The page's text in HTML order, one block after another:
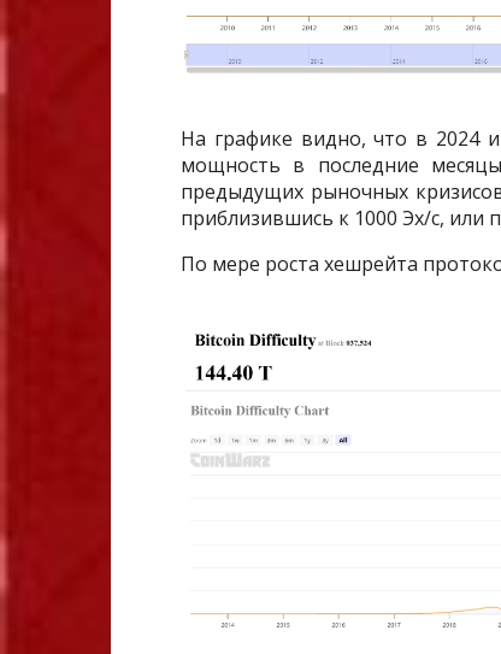
На графике видно, что в 2024
мощность в последние
предыдущих рыночных
приблизившись к 1000 Эх/с, или
По мере роста хешрейта